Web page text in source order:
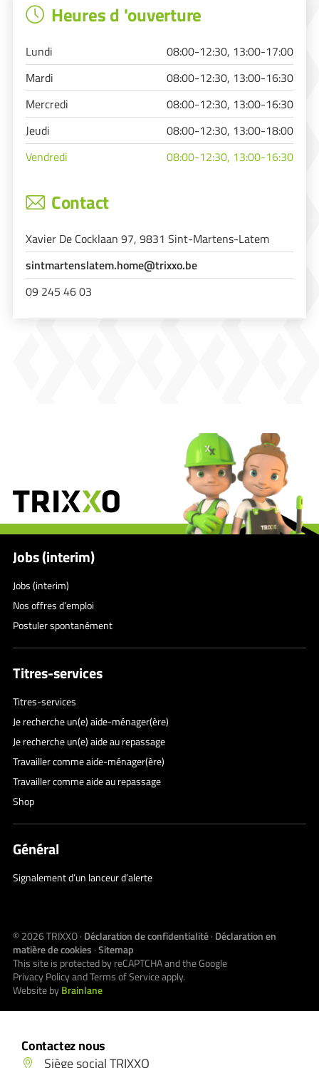
Heures d 'ouverture
Lundi
08:00-12:30, 13:00-17:00
Mardi
08:00-12:30, 13:00-16:30
Mercredi
08:00-12:30, 13:00-16:30
Jeudi
08:00-12:30, 13:00-18:00
Vendredi
08:00-12:30, 13:00-16:30
Contact
Xavier De Cocklaan 97, 9831 Sint-Martens-Latem
sintmartenslatem.home@trixxo.be
09 245 46 03
Contactez nous
Siège social TRIXXO
Jobs (interim)
Jobs (interim)
Nos offres d’emploi
Postuler spontanément
Titres-services
Titres-services
Je recherche un(e) aide-ménager(ère)
Je recherche un(e) aide au repassage
Travailler comme aide-ménager(ère)
Travailler comme aide au repassage
Shop
Général
Signalement d’un lanceur d’alerte
© 2026TRIXXO· Déclaration de confidentialité· Déclaration en
matière de cookies ·Sitemap
This site is protected by reCAPTCHA and the Google
Privacy PolicyandTerms of Serviceapply.
Website byBrainlane